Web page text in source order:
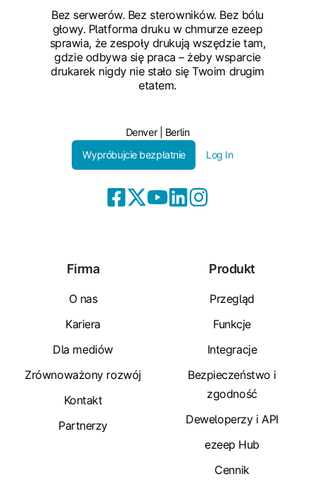
Bez serwerów. Bez sterowników. Bez bólu
głowy. Platforma druku w chmurze ezeep
sprawia, że zespoły drukują wszędzie tam,
gdzie odbywa się praca – żeby wsparcie
drukarek nigdy nie stało się Twoim drugim
etatem.
Denver | Berlin
Wypróbujcie bezpłatnie
Log In
Firma
O nas
Kariera
Dla mediów
Zrównoważony rozwój
Kontakt
Partnerzy
Produkt
Przegląd
Funkcje
Integracje
Bezpieczeństwo i
zgodność
Deweloperzy i API
ezeep Hub
Cennik